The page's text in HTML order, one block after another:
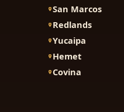
San Marcos
Redlands
Yucaipa
Hemet
Covina